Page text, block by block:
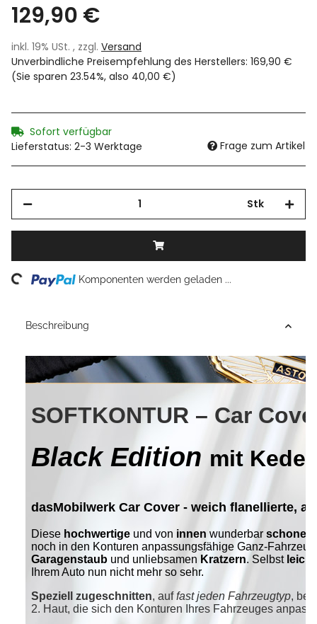
129,90 €
inkl. 19% USt. , zzgl. Versand
Unverbindliche Preisempfehlung des Herstellers: 169,90 €
(Sie sparen 23.54%, also 40,00 €)
Sofort verfügbar
Lieferstatus: 2-3 Werktage
Frage zum Artikel
Stk
Loading... Komponenten werden geladen ...
Beschreibung